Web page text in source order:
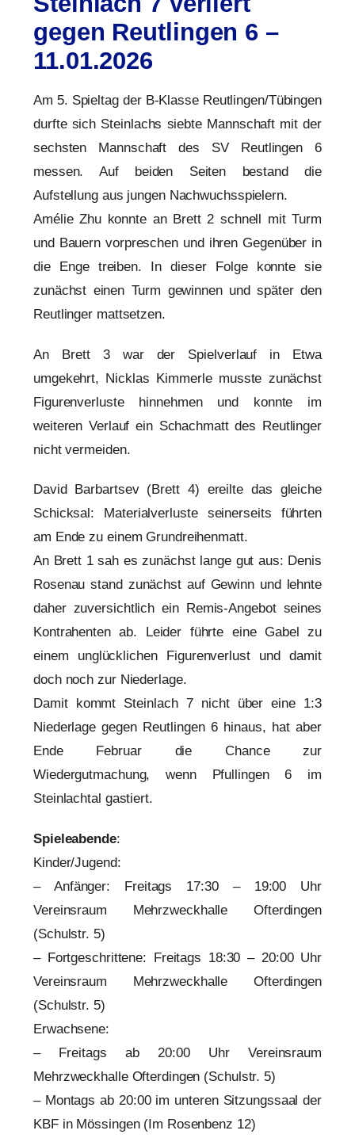
gegen Reutlingen 6 –
11.01.2026
Am 5. Spieltag der B-Klasse Reutlingen/Tübingen
durfte sich Steinlachs siebte Mannschaft mit der
sechsten Mannschaft des SV Reutlingen 6
messen. Auf beiden Seiten bestand die
Aufstellung aus jungen Nachwuchsspielern.
Amélie Zhu konnte an Brett 2 schnell mit Turm
und Bauern vorpreschen und ihren Gegenüber in
die Enge treiben. In dieser Folge konnte sie
zunächst einen Turm gewinnen und später den
Reutlinger mattsetzen.
An Brett 3 war der Spielverlauf in Etwa
umgekehrt, Nicklas Kimmerle musste zunächst
Figurenverluste hinnehmen und konnte im
weiteren Verlauf ein Schachmatt des Reutlinger
nicht vermeiden.
David Barbartsev (Brett 4) ereilte das gleiche
Schicksal: Materialverluste seinerseits führten
am Ende zu einem Grundreihenmatt.
An Brett 1 sah es zunächst lange gut aus: Denis
Rosenau stand zunächst auf Gewinn und lehnte
daher zuversichtlich ein Remis-Angebot seines
Kontrahenten ab. Leider führte eine Gabel zu
einem unglücklichen Figurenverlust und damit
doch noch zur Niederlage.
Damit kommt Steinlach 7 nicht über eine 1:3
Niederlage gegen Reutlingen 6 hinaus, hat aber
Ende Februar die Chance zur
Wiedergutmachung, wenn Pfullingen 6 im
Steinlachtal gastiert.
Spieleabende:
Kinder/Jugend:
– Anfänger: Freitags 17:30 – 19:00 Uhr
Vereinsraum Mehrzweckhalle Ofterdingen
(Schulstr. 5)
– Fortgeschrittene: Freitags 18:30 – 20:00 Uhr
Vereinsraum Mehrzweckhalle Ofterdingen
(Schulstr. 5)
Erwachsene:
– Freitags ab 20:00 Uhr Vereinsraum
Mehrzweckhalle Ofterdingen (Schulstr. 5)
– Montags ab 20:00 im unteren Sitzungssaal der
KBF in Mössingen (Im Rosenbenz 12)